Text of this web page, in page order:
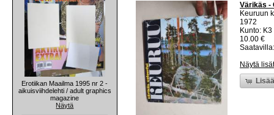
Erotiikan Maailma 1995 nr 2 -
aikuisviihdelehti / adult graphics
magazine
Näytä
Värikäs -
Keuruun
1972
Kunto:
10.00 €
Näytä